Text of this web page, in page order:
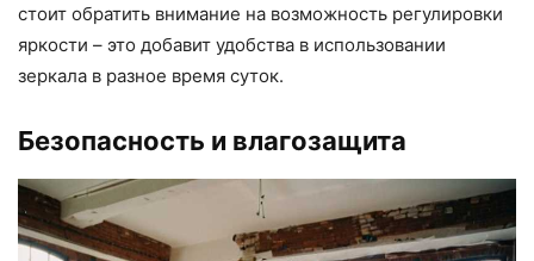
стоит обратить внимание на возможность регулировки
яркости – это добавит удобства в использовании
зеркала в разное время суток.
Безопасность и влагозащита